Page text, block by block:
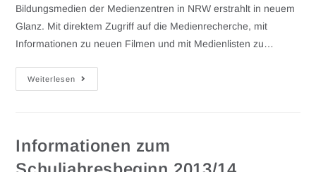
Bildungsmedien der Medienzentren in NRW erstrahlt in neuem
Glanz. Mit direktem Zugriff auf die Medienrecherche, mit
Informationen zu neuen Filmen und mit Medienlisten zu…
Weiterlesen
Informationen zum